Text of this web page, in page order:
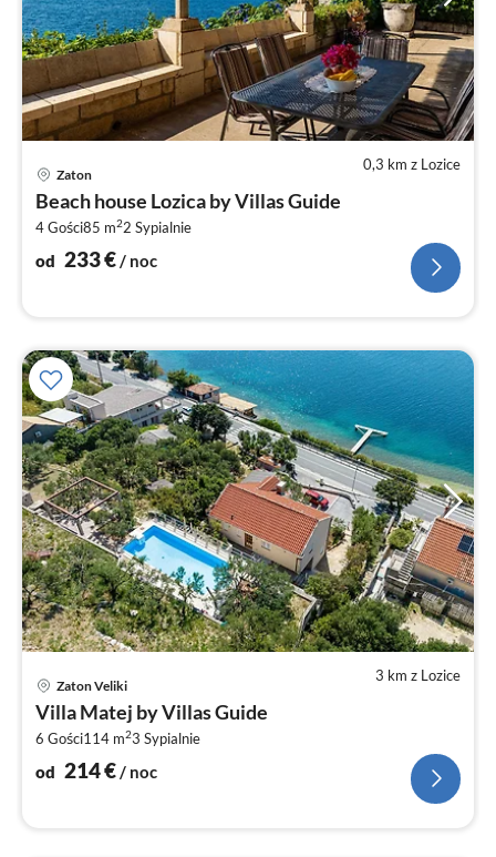
0,3 km z Lozice
Zaton
Beach house Lozica by Villas Guide
4 Gości85 m22 Sypialnie
od 233€/ noc
3 km z Lozice
Zaton Veliki
Villa Matej by Villas Guide
6 Gości114 m23 Sypialnie
od 214€/ noc